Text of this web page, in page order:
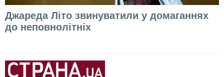
Джареда Літо звинуватили у домаганнях
до неповнолітніх